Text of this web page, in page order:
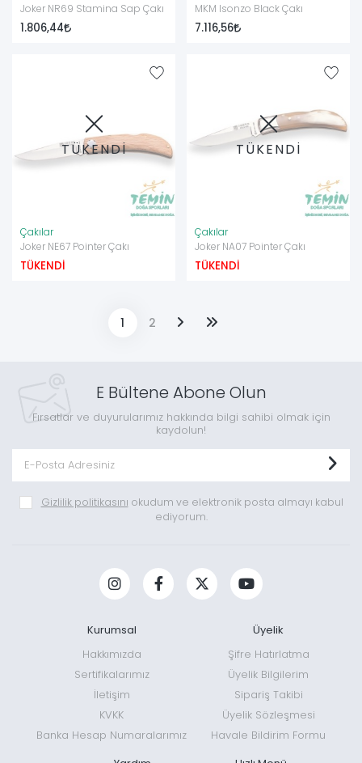
Joker NR69 Stamina Sap Çakı
1.806,44
MKM Isonzo Black Çakı
7.116,56
TÜKENDİ
Çakılar
Joker NE67 Pointer Çakı
TÜKENDİ
TÜKENDİ
Çakılar
Joker NA07 Pointer Çakı
TÜKENDİ
1 2
E Bültene Abone Olun
Fırsatlar ve duyurularımız hakkında bilgi sahibi olmak için
kaydolun!
Gizlilik politikasını okudum ve elektronik posta almayı kabul
ediyorum.
Kurumsal
Hakkımızda
Sertifikalarımız
İletişim
KVKK
Banka Hesap Numaralarımız
Üyelik
Şifre Hatırlatma
Üyelik Bilgilerim
Sipariş Takibi
Üyelik Sözleşmesi
Havale Bildirim Formu